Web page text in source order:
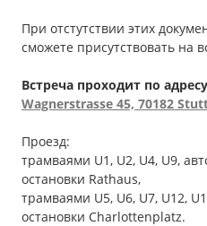
При отстутствии этих
сможете присутствовать на
Встреча проходит по
Wagnerstrasse 45, 70182
Проезд:
трамваями U1, U2, U4, U9,
остановки Rathaus,
трамваями U5, U6, U7, U12,
остановки Сharlottenplatz.